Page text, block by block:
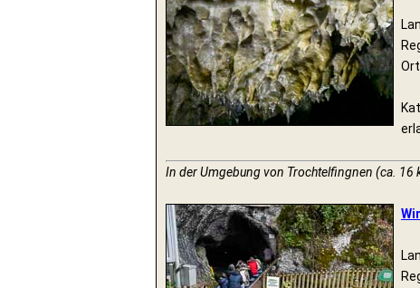
In der Umgebung von Trochtelfingnen (ca. 16